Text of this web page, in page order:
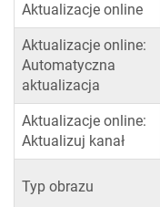
Aktualizacje online
Aktualizacje online:
Automatyczna
aktualizacja
Aktualizacje online:
Aktualizuj kanał
Typ obrazu